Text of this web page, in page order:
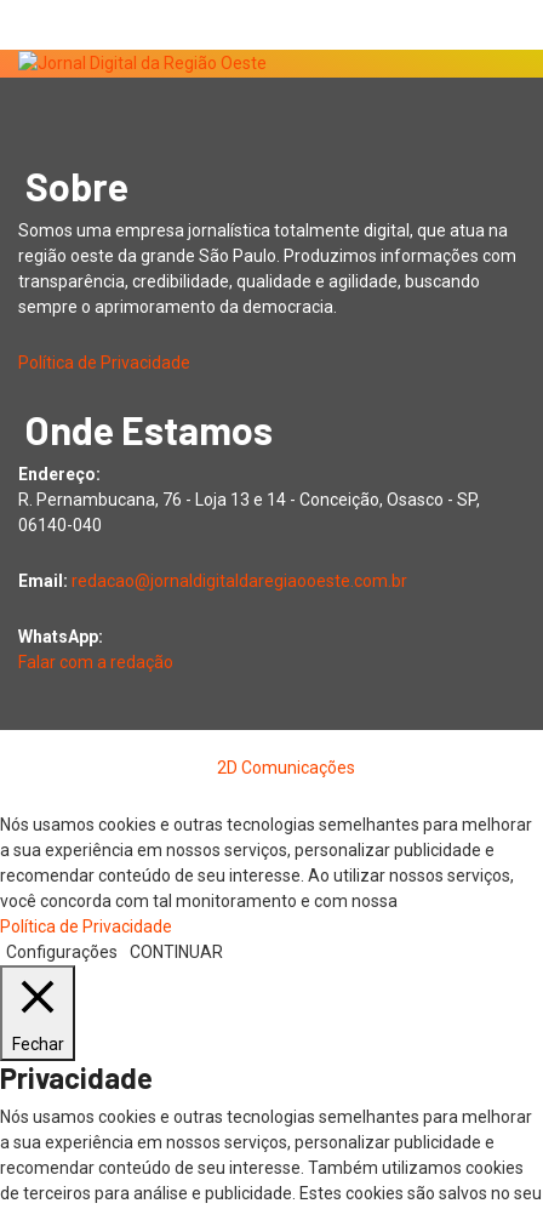
Sobre
Somos uma empresa jornalística totalmente digital, que atua na
região oeste da grande São Paulo. Produzimos informações com
transparência, credibilidade, qualidade e agilidade, buscando
sempre o aprimoramento da democracia.
Política de Privacidade
Onde Estamos
Endereço:
R. Pernambucana, 76 - Loja 13 e 14 - Conceição, Osasco - SP,
06140-040
Email: redacao@jornaldigitaldaregiaooeste.com.br
WhatsApp:
Falar com a redação
2D Comunicações
Nós usamos cookies e outras tecnologias semelhantes para melhorar
a sua experiência em nossos serviços, personalizar publicidade e
recomendar conteúdo de seu interesse. Ao utilizar nossos serviços,
você concorda com tal monitoramento e com nossa
Política de Privacidade
Configurações
CONTINUAR
Fechar
Privacidade
Nós usamos cookies e outras tecnologias semelhantes para melhorar
a sua experiência em nossos serviços, personalizar publicidade e
recomendar conteúdo de seu interesse. Também utilizamos cookies
de terceiros para análise e publicidade. Estes cookies são salvos no seu